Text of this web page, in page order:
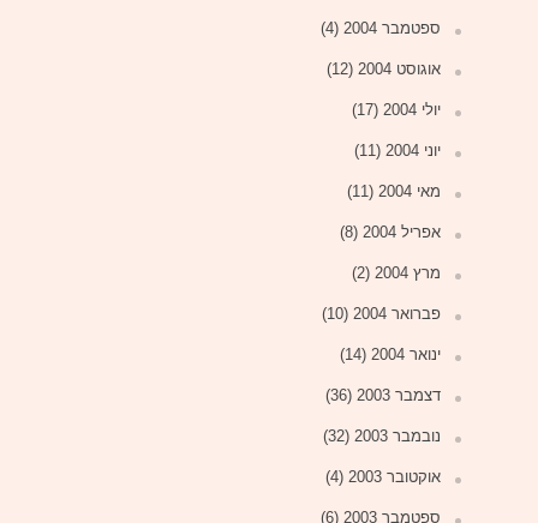
ספטמבר 2004 (4)
אוגוסט 2004 (12)
יולי 2004 (17)
יוני 2004 (11)
מאי 2004 (11)
אפריל 2004 (8)
מרץ 2004 (2)
פברואר 2004 (10)
ינואר 2004 (14)
דצמבר 2003 (36)
נובמבר 2003 (32)
אוקטובר 2003 (4)
ספטמבר 2003 (6)